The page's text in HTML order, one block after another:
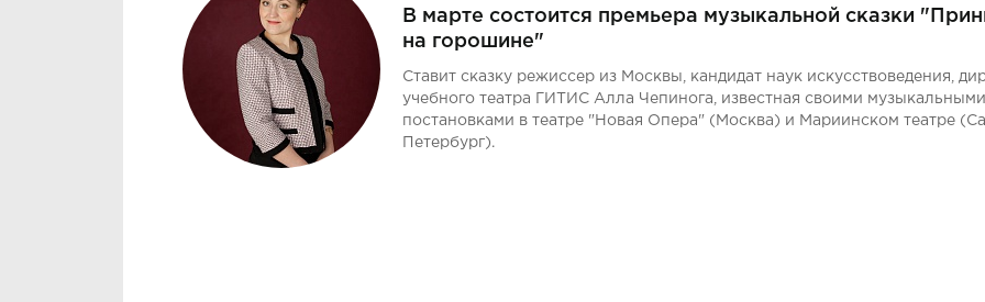
В марте состоится премьера музыкальной сказки
на горошине"
Ставит сказку режиссер из Москвы, кандидат наук искусствоведения,
учебного театра ГИТИС Алла Чепинога, известная своими музыкальными
постановками в театре "Новая Опера" (Москва) и Мариинском театре
Петербург).